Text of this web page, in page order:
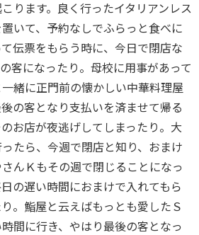
ります。良く行ったイタリアンレス
いて、予約なしでふらっと食べに
伝票をもらう時に、今日で閉店な
客になったり。母校に用事があって
緒に正門前の懐かしい中華料理屋
の客となり支払いを済ませて帰る
お店が夜逃げしてしまったり。大
たら、今週で閉店と知り、おまけ
んＫもその週で閉じることになっ
の遅い時間におまけで入れてもら
。鮨屋と云えばもっとも愛したＳ
間に行き、やはり最後の客となっ